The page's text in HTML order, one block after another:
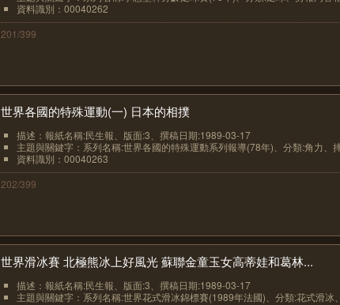
資料識別：00040262
201/399
世界各國的特殊運動(一) 日本的相撲
描述：報紙名稱:民生報、版面:3、撰稿日期:1989-03-17
主題與關鍵字：系列名稱:世界各國的特殊運動系列報導(78年)、分類:角力、
資料識別：00040263
202/399
世界滑冰賽 北極熊冰上好風光 蘇聯金童玉女高蒂娃和葛林...
描述：報紙名稱:民生報、版面:3、撰稿日期:1989-03-17
主題與關鍵字：系列名稱:世界花式滑冰錦標賽(1989年法國)、分類:花式滑冰